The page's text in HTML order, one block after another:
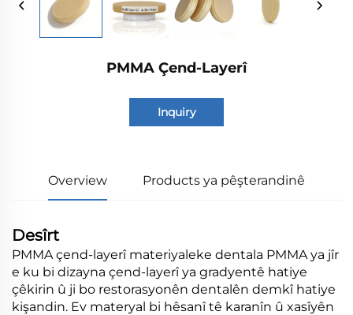
PMMA Çend-Layerî
Inquiry
Overview Products ya pêşterandinê
Desîrt
PMMA çend-layerî materiyaleke dentala PMMA ya jîr
e ku bi dizayna çend-layerî ya gradyentê hatiye
çêkirin û ji bo restorasyonên dentalên demkî hatiye
kişandin. Ev materyal bi hêsanî tê karanîn û xasîyên